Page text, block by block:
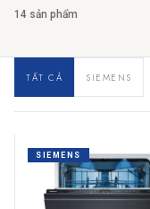
SỐ ĐIỆN THOẠI
EMAIL
14 sản phẩm
TẤT CẢ SIEMENS
SIEMENS